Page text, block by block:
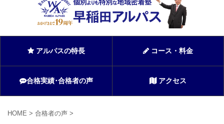
アルパスの特長 コース・料金
合格実績･合格者の声 アクセス
HOME > 合格者の声 >